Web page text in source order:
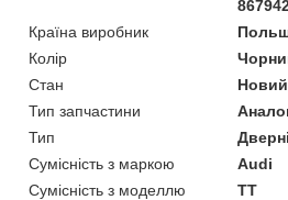
Країна виробник
Колір
Стан
Новий
Тип запчастини
Тип
Сумісність з маркою
Audi
Сумісність з моделлю
TT